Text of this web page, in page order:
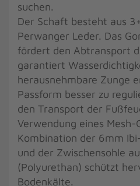
suchen.
Der Schaft besteht aus
Perwanger Leder. Das
fördert den Abtransport
garantiert
herausnehmbare Zunge
Passform besser zu
den Transport der
Verwendung eines Mesh-
Kombination der 6mm
und der Zwischensohle
(Polyurethan) schützt
Bodenkälte.